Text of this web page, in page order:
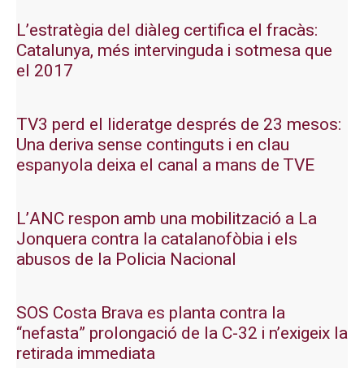
L’estratègia del diàleg certifica el fracàs:
Catalunya, més intervinguda i sotmesa que
el 2017
TV3 perd el lideratge després de 23 mesos:
Una deriva sense continguts i en clau
espanyola deixa el canal a mans de TVE
L’ANC respon amb una mobilització a La
Jonquera contra la catalanofòbia i els
abusos de la Policia Nacional
SOS Costa Brava es planta contra la
“nefasta” prolongació de la C-32 i n’exigeix la
retirada immediata